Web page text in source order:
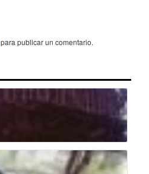
para publicar un comentario.